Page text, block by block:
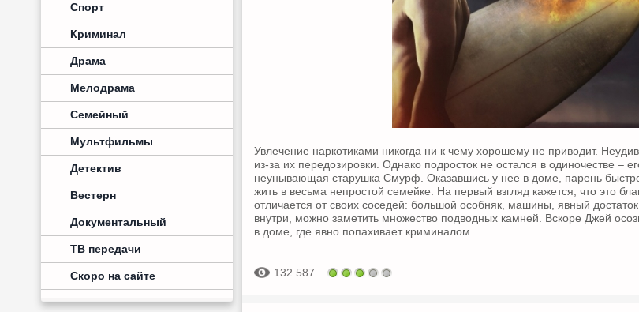
Спорт
Криминал
Драма
Мелодрама
Семейный
Мультфильмы
Детектив
Вестерн
Документальный
ТВ передачи
Скоро на сайте
Увлечение наркотиками никогда ни к чему хорошему не приводит.
из-за их передозировки. Однако подросток не остался в одиночестве –
неунывающая старушка Смурф. Оказавшись у нее в доме, парень
жить в весьма непростой семейке. На первый взгляд кажется, что это
отличается от своих соседей: большой особняк, машины, явный
внутри, можно заметить множество подводных камней. Вскоре Джей
в доме, где явно попахивает криминалом.
132 587